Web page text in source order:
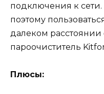
подключения к сети.
поэтому
далеком расстоянии
пароочиститель
Плюсы: